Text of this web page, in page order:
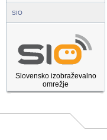
SIO
Slovensko izobraževalno
omrežje